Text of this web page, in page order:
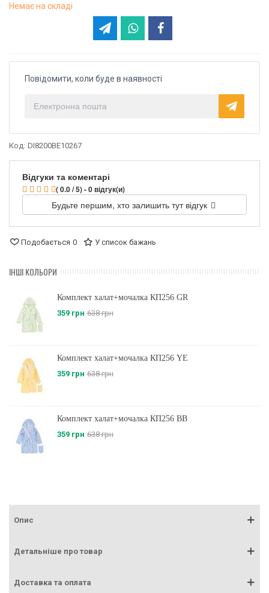
Немає на складі
Повідомити, коли буде в наявності
Код: DI8200BE10267
Відгуки та коментарі
( 0.0 / 5) - 0 відгук(и)
Будьте першим, хто залишить тут відгук
Подобається 0 У список бажань
ІНШІ КОЛЬОРИ
Комплект халат+мочалка КП256 GR
359 грн 638 грн
Комплект халат+мочалка КП256 YE
359 грн 638 грн
Комплект халат+мочалка КП256 BB
359 грн 638 грн
Опис
Детальніше про товар
Доставка та оплата